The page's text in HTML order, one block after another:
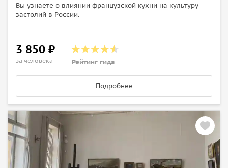
Вы узнаете о влиянии французской кухни на культуру
застолий в России.
3 850 ₽
за человека Рейтинг гида
Подробнее